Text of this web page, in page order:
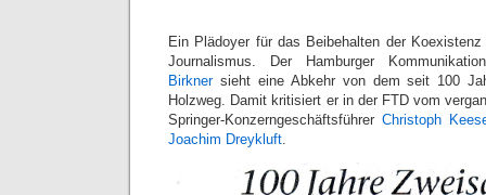
Ein Plädoyer für das Beibehalten der
Journalismus. Der Hamburger
Birknersieht eine Abkehr von dem seit 100
Holzweg. Damit kritisiert er in der FTD vom
Springer-Konzerngeschäftsführer Christoph
Joachim Dreykluft